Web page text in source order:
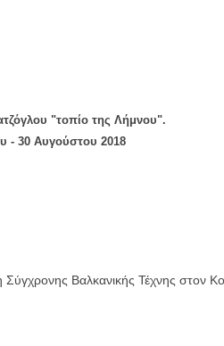
"τοπίο της Λήμνου".
- 30 Αυγούστου 2018
Βαλκανικής Τέχνης στον